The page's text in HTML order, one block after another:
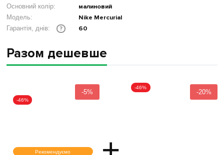
Основний колір: малиновий
Модель: Nike Mercurial
Гарантія, днів: ? 60
Разом дешевше
-5%
Рекомендуємо
-46%
-20%
-46%